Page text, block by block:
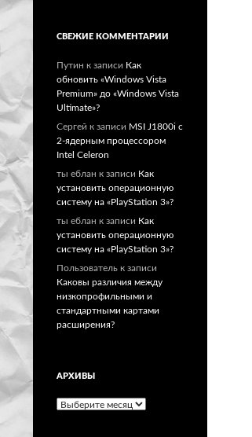
СВЕЖИЕ КОММЕНТАРИИ
Путин к записи Как
обновить «Windows Vista
Premium» до «Windows Vista
Ultimate»?
Сергей к записи MSI J1800i с
2-ядерным процессором
Intel Celeron
ты еблан к записи Как
установить операционную
систему на «PlayStation 3»?
ты еблан к записи Как
установить операционную
систему на «PlayStation 3»?
Пользователь к записи
Каковы различия между
низкопрофильными и
стандартными картами
расширения?
АРХИВЫ
Архивы